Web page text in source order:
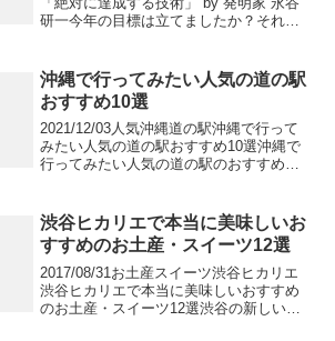
研一今年の目標は立てましたか？それ、
著書「絶対に達成する技術」を本人公認
の下、大...
沖縄で行ってみたい人気の道の駅
おすすめ10選
2021/12/03人気沖縄道の駅沖縄で行って
みたい人気の道の駅おすすめ10選沖縄で
行ってみたい人気の道の駅のおすすめを
クしておきたいものですよね。新鮮な魚
介類が味わえ...
渋谷ヒカリエで本当に美味しいお
すすめのお土産・スイーツ12選
2017/08/31お土産スイーツ渋谷ヒカリエ
渋谷ヒカリエで本当に美味しいおすすめ
のお土産・スイーツ12選渋谷の新しいシ